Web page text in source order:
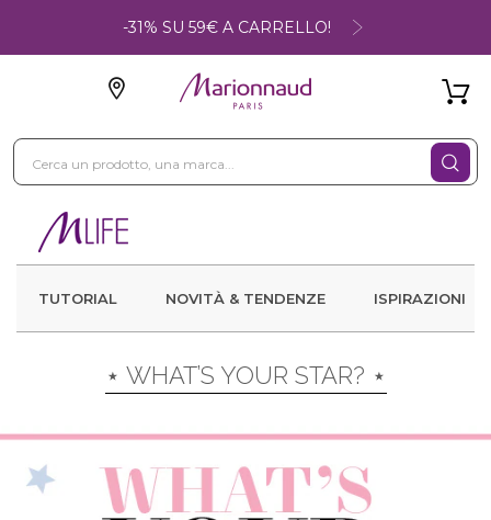
-31% SU 59€ A CARRELLO!
TUTORIAL NOVITÀ & TENDENZE ISPIRAZIONI
⋆ WHAT’S YOUR STAR? ⋆